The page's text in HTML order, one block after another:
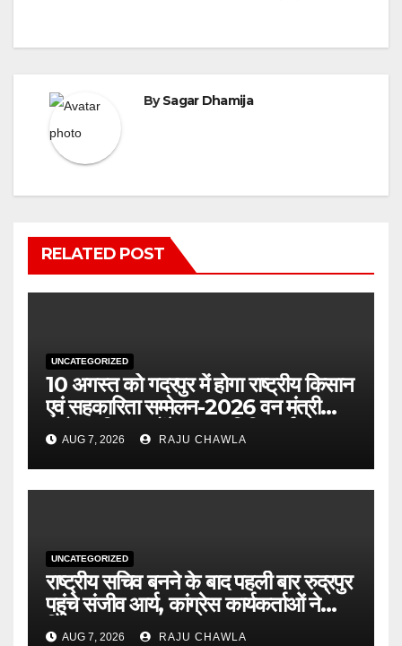
BySagar Dhamija
RELATED POST
UNCATEGORIZED
10 अगस्त को गदरपुर में होगा राष्ट्रीय किसान
एवं सहकारिता सम्मेलन-2026 वन मंत्री
सुबोध उनियाल होंगे मुख्य अतिथि, पूर्व
पंजीकरण अनिवार्य
AUG 7, 2026 RAJU CHAWLA
UNCATEGORIZED
राष्ट्रीय सचिव बनने के बाद पहली बार रुद्रपुर
पहुंचे संजीव आर्य, कांग्रेस कार्यकर्ताओं ने
किया भव्य स्वागत
AUG 7, 2026 RAJU CHAWLA